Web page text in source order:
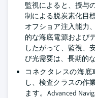
監視によると、授与
制による脱炭素化目
オフショア注入能力
的な海底電源および
したがって、監視、
び光需要は、長期的
コネクタレスの海
し、検査クラスの作
ます。Advanced